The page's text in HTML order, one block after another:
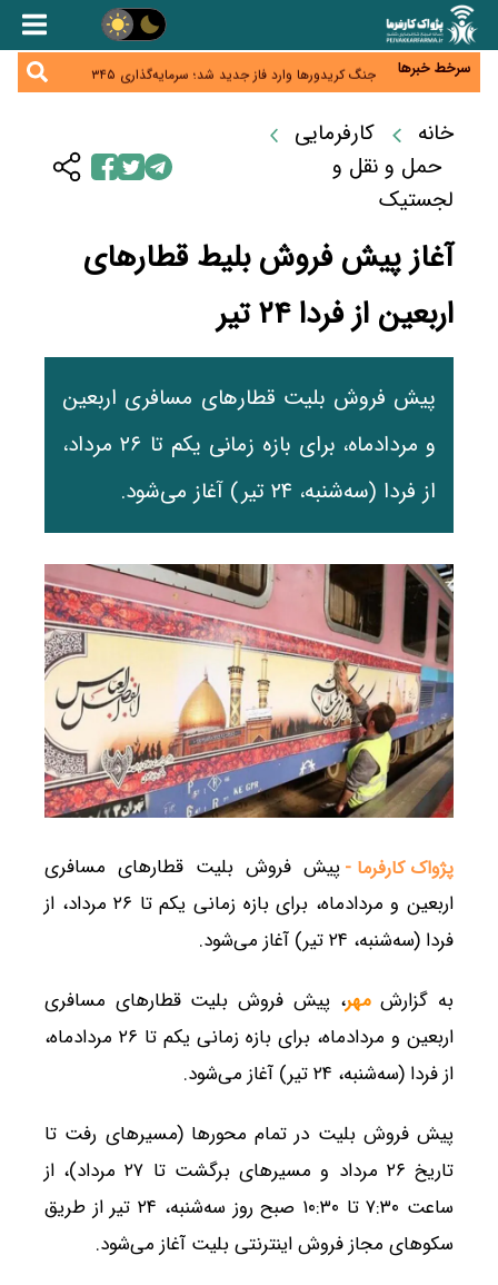
سرخط خبرها
همایش و مسابقه نذری ماه صفر برگزار شد
زائران اربعین نگران ارز باقی‌مانده نباشند؛ خرید دینار در
جنگ کریدورها وارد فاز جدید شد؛ سرمایه‌گذاری ۳۴۵
میلیارد دلاری اوراسیا تا ۲۰۳۵
شبکه کمتر توسعه می‌یابد
تأمین سرمایه در گردش بدون خلق نقدینگی؛ نقش
جدید سیاست‌های مالیاتی در حمایت از تولید
خانه
کارفرمایی
حمل و نقل و
لجستیک
آغاز پیش فروش بلیط قطارهای
اربعین از فردا ۲۴ تیر
پیش فروش بلیت قطارهای مسافری اربعین
و مردادماه، برای بازه زمانی یکم تا ۲۶ مرداد،
از فردا (سه‌شنبه، ۲۴ تیر) آغاز می‌شود.
پژواک کارفرما - پیش فروش بلیت قطارهای مسافری
اربعین و مردادماه، برای بازه زمانی یکم تا ۲۶ مرداد، از
فردا (سه‌شنبه، ۲۴ تیر) آغاز می‌شود.
به گزارش مهر، پیش فروش بلیت قطارهای مسافری
اربعین و مردادماه، برای بازه زمانی یکم تا ۲۶ مردادماه،
از فردا (سه‌شنبه، ۲۴ تیر) آغاز می‌شود.
پیش فروش بلیت در تمام محورها (مسیرهای رفت تا
تاریخ ۲۶ مرداد و مسیرهای برگشت تا ۲۷ مرداد)، از
ساعت ۷:۳۰ تا ۱۰:۳۰ صبح روز سه‌شنبه، ۲۴ تیر از طریق
سکوهای مجاز فروش اینترنتی بلیت آغاز می‌شود.